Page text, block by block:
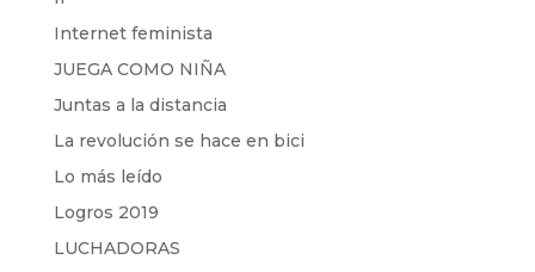
Internet feminista
JUEGA COMO NIÑA
Juntas a la distancia
La revolución se hace en bici
Lo más leído
Logros 2019
LUCHADORAS